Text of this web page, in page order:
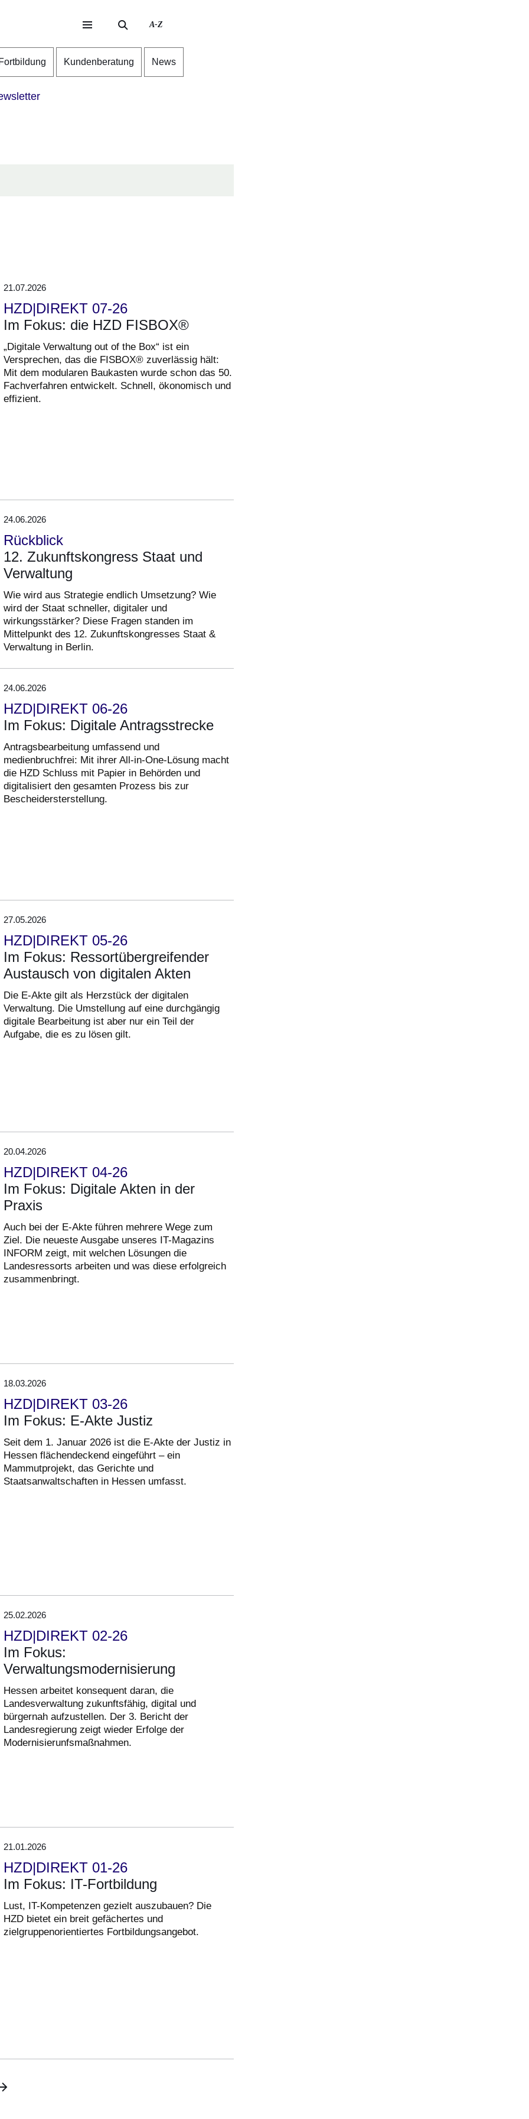
A-Z
Kundenberatung News
21.07.2026
HZD|DIREKT 07-26
Im Fokus: die HZD FISBOX®
„Digitale Verwaltung out of the Box“ ist ein
Versprechen, das die FISBOX® zuverlässig hält:
Mit dem modularen Baukasten wurde schon das 50.
Fachverfahren entwickelt. Schnell, ökonomisch und
effizient.
24.06.2026
Rückblick
12. Zukunftskongress Staat und
Verwaltung
Wie wird aus Strategie endlich Umsetzung? Wie
wird der Staat schneller, digitaler und
wirkungsstärker? Diese Fragen standen im
Mittelpunkt des 12. Zukunftskongresses Staat &
Verwaltung in Berlin.
24.06.2026
HZD|DIREKT 06-26
Im Fokus: Digitale Antragsstrecke
Antragsbearbeitung umfassend und
medienbruchfrei: Mit ihrer All-in-One-Lösung macht
die HZD Schluss mit Papier in Behörden und
digitalisiert den gesamten Prozess bis zur
Bescheidersterstellung.
27.05.2026
HZD|DIREKT 05-26
Im Fokus: Ressortübergreifender
Austausch von digitalen Akten
Die E-Akte gilt als Herzstück der digitalen
Verwaltung. Die Umstellung auf eine durchgängig
digitale Bearbeitung ist aber nur ein Teil der
Aufgabe, die es zu lösen gilt.
20.04.2026
HZD|DIREKT 04-26
Im Fokus: Digitale Akten in der
Praxis
Auch bei der E-Akte führen mehrere Wege zum
Ziel. Die neueste Ausgabe unseres IT-Magazins
INFORM zeigt, mit welchen Lösungen die
Landesressorts arbeiten und was diese erfolgreich
zusammenbringt.
18.03.2026
HZD|DIREKT 03-26
Im Fokus: E-Akte Justiz
Seit dem 1. Januar 2026 ist die E-Akte der Justiz in
Hessen flächendeckend eingeführt – ein
Mammutprojekt, das Gerichte und
Staatsanwaltschaften in Hessen umfasst.
25.02.2026
HZD|DIREKT 02-26
Im Fokus:
Verwaltungsmodernisierung
Hessen arbeitet konsequent daran, die
Landesverwaltung zukunftsfähig, digital und
bürgernah aufzustellen. Der 3. Bericht der
Landesregierung zeigt wieder Erfolge der
Modernisierunfsmaßnahmen.
21.01.2026
HZD|DIREKT 01-26
Im Fokus: IT-Fortbildung
Lust, IT-Kompetenzen gezielt auszubauen? Die
HZD bietet ein breit gefächertes und
zielgruppenorientiertes Fortbildungsangebot.